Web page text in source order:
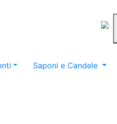
Saponi e Candele